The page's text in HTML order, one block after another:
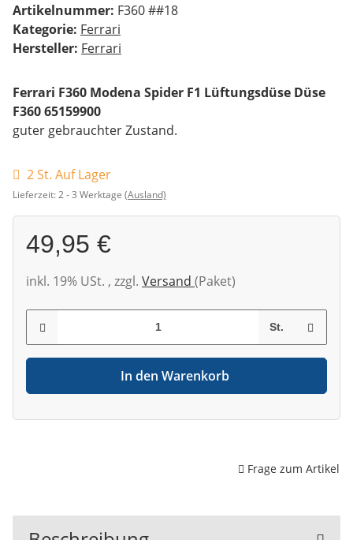
Artikelnummer: F360 ##18
Kategorie: Ferrari
Hersteller: Ferrari
Ferrari F360 Modena Spider F1 Lüftungsdüse Düse
F360 65159900
guter gebrauchter Zustand.
2 St. Auf Lager
Lieferzeit:2 - 3 Werktage (Ausland)
49,95 €
inkl. 19% USt. , zzgl. Versand (Paket)
St.
In den Warenkorb
Frage zum Artikel